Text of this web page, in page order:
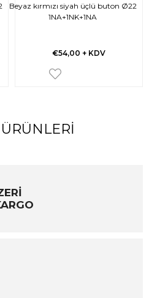
Beyaz kırmızı siyah üçlü buton Ø22
1NA+1NK+1NA
€54,00 + KDV